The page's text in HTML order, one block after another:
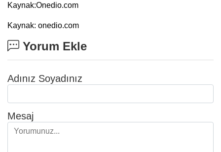
Kaynak:Onedio.com
Kaynak: onedio.com
Yorum Ekle
Adınız Soyadınız
Mesaj